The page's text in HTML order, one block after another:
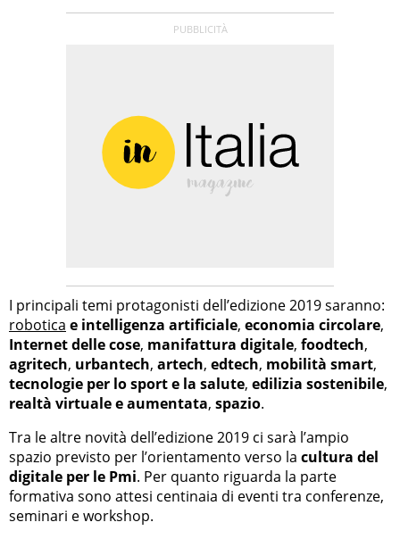
I principali temi protagonisti dell’edizione 2019 saranno:
robotica e intelligenza artificiale, economia circolare,
Internet delle cose, manifattura digitale, foodtech,
agritech, urbantech, artech, edtech, mobilità smart,
tecnologie per lo sport e la salute, edilizia sostenibile,
realtà virtuale e aumentata, spazio.
Tra le altre novità dell’edizione 2019 ci sarà l’ampio
spazio previsto per l’orientamento verso la cultura del
digitale per le Pmi. Per quanto riguarda la parte
formativa sono attesi centinaia di eventi tra conferenze,
seminari e workshop.